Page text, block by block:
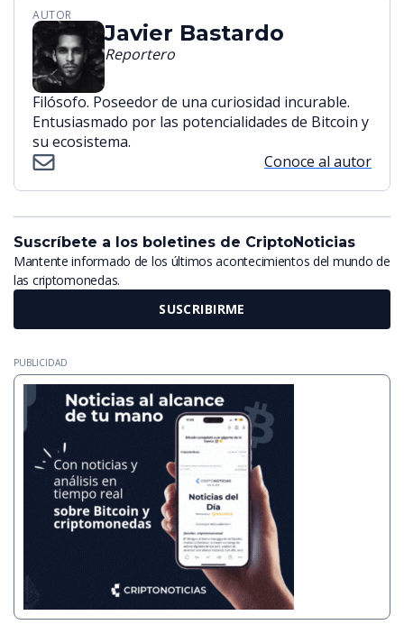
AUTOR
Javier Bastardo
Reportero
Filósofo. Poseedor de una curiosidad incurable.
Entusiasmado por las potencialidades de Bitcoin y
su ecosistema.
Conoce al autor
Suscríbete a los boletines de CriptoNoticias
Mantente informado de los últimos acontecimientos del mundo de
las criptomonedas.
SUSCRIBIRME
PUBLICIDAD